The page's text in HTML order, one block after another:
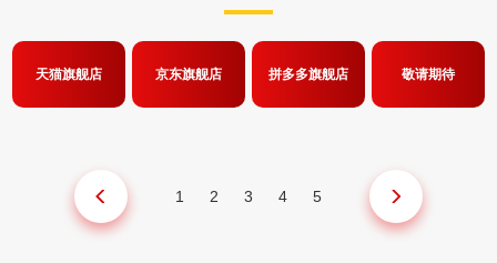
天猫旗舰店 京东旗舰店 拼多多旗舰店 敬请期待
1 2 3 4 5